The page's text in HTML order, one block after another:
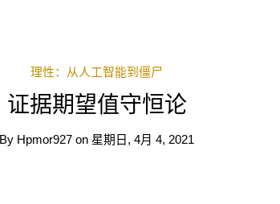
理性：从人工智能到僵尸
证据期望值守恒论
By Hpmor927 on 星期日, 4月 4, 2021